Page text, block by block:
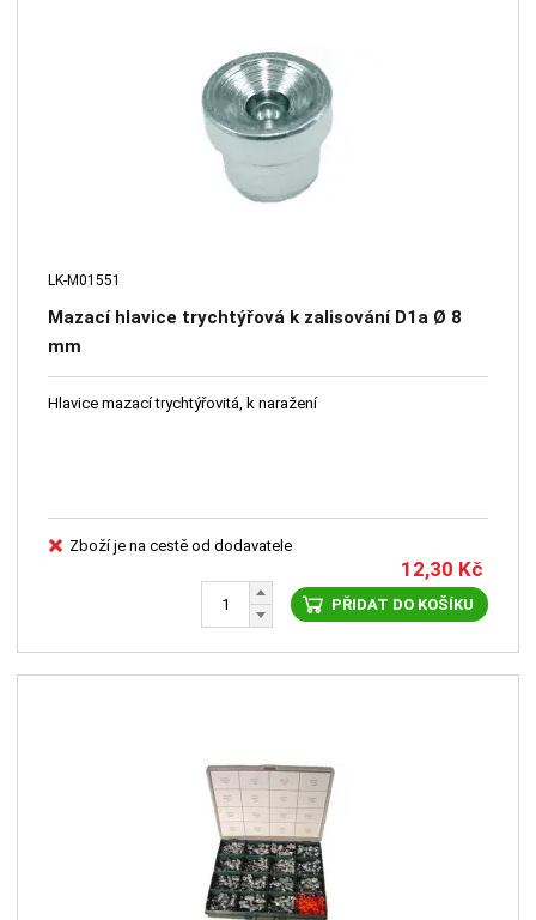
LK-M01551
Mazací hlavice trychtýřová k zalisování D1a Ø 8
mm
Hlavice mazací trychtýřovitá, k naražení
Zboží je na cestě od dodavatele
12,30 Kč
PŘIDAT DO KOŠÍKU